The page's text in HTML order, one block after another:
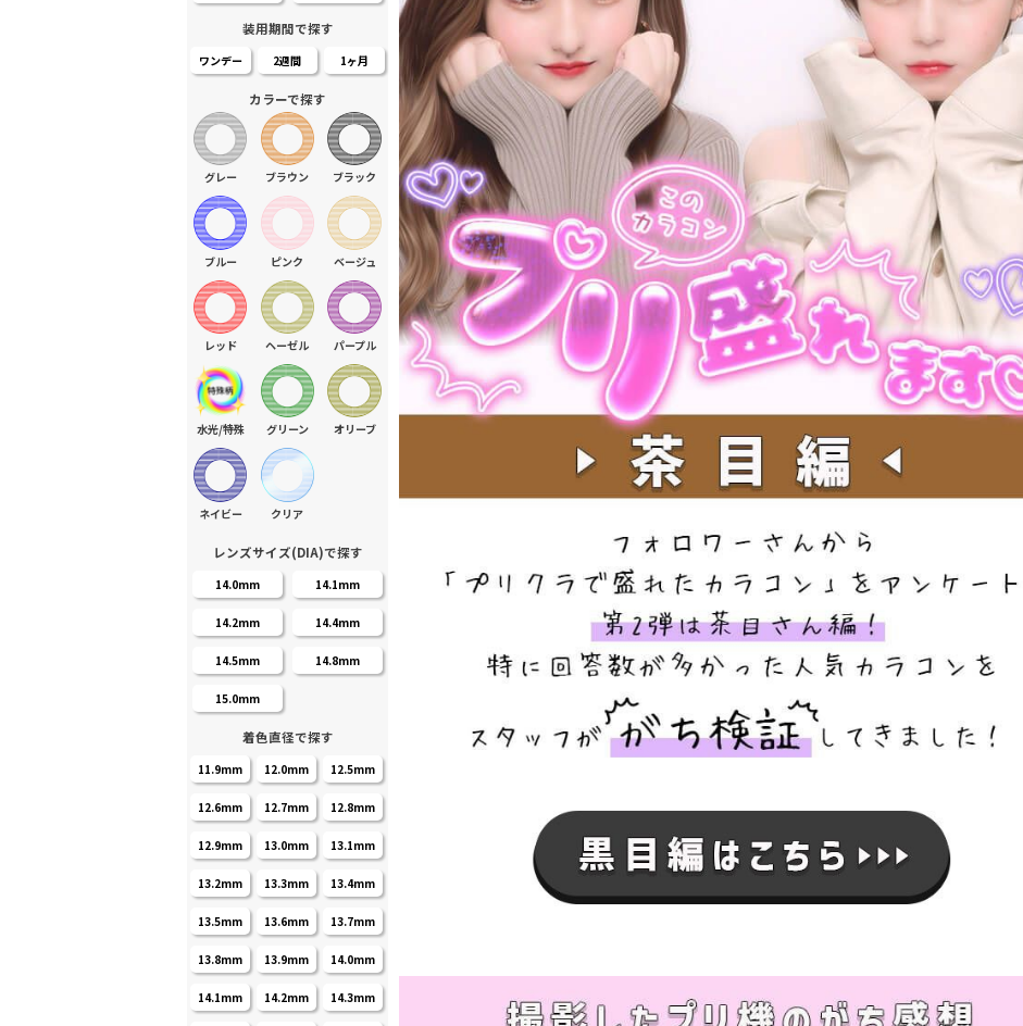
装用期間で探す
ワンデー 2週間 1ヶ月
カラーで探す
グレー ブラウン ブラック
ブルー ピンク ベージュ
レッド ヘーゼル パープル
水光/特殊 グリーン オリーブ
ネイビー クリア
レンズサイズ(DIA)で探す
14.0mm 14.1mm
14.2mm 14.4mm
14.5mm 14.8mm
15.0mm
着色直径で探す
11.9mm 12.0mm 12.5mm
12.6mm 12.7mm 12.8mm
12.9mm 13.0mm 13.1mm
13.2mm 13.3mm 13.4mm
13.5mm 13.6mm 13.7mm
13.8mm 13.9mm 14.0mm
14.1mm 14.2mm 14.3mm